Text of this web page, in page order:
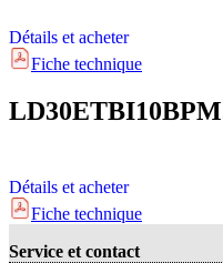
Détails et acheter
Fiche technique
Détails et acheter
Fiche technique
Service et contact